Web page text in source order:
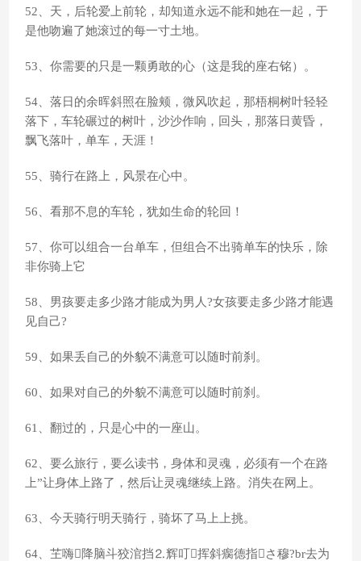
52、天，后轮爱上前轮，却知道永远不能和她在一起，于
是他吻遍了她滚过的每一寸土地。
53、你需要的只是一颗勇敢的心（这是我的座右铭）。
54、落日的余晖斜照在脸颊，微风吹起，那梧桐树叶轻轻
落下，车轮碾过的树叶，沙沙作响，回头，那落日黄昏，
飘飞落叶，单车，天涯！
55、骑行在路上，风景在心中。
56、看那不息的车轮，犹如生命的轮回！
57、你可以组合一台单车，但组合不出骑单车的快乐，除
非你骑上它
58、男孩要走多少路才能成为男人?女孩要走多少路才能遇
见自己?
59、如果丢自己的外貌不满意可以随时前刹。
60、如果对自己的外貌不满意可以随时前刹。
61、翻过的，只是心中的一座山。
62、要么旅行，要么读书，身体和灵魂，必须有一个在路
上”让身体上路了，然后让灵魂继续上路。消失在网上。
63、今天骑行明天骑行，骑坏了马上上挑。
64、芏嗨降脑斗狡涫挡⒉辉叮挥斜瘸德指さ穆?br去为